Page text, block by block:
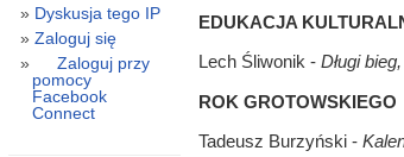
EDUKACJA
Lech Śliwonik - Długi
ROK GROTOWSKIEGO
Tadeusz Burzyński -
Dyskusja tego IP
Zaloguj się
Zaloguj przy
pomocy
Facebook
Connect